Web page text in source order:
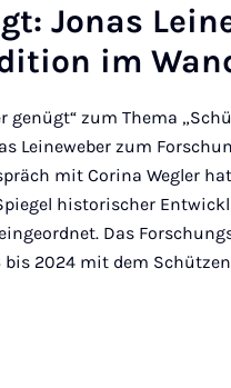
Jo­nas
im
genügt“ zum Thema
Leineweber zum
mit Corina Wegler
historischer
Das
bis 2024 mit dem